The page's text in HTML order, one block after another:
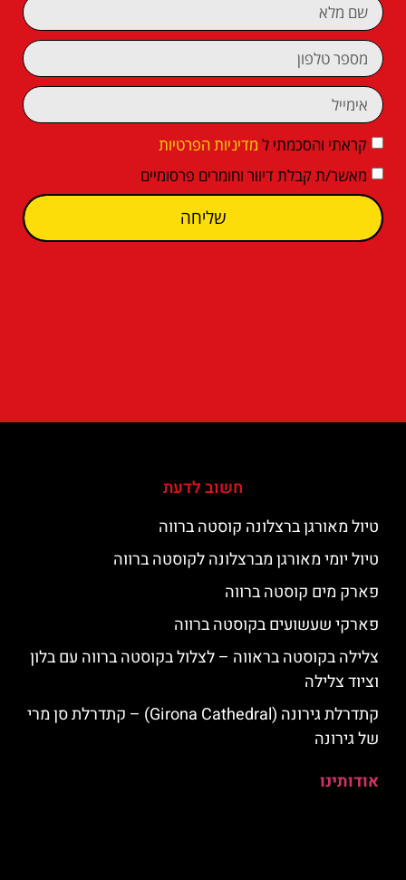
קראתי והסכמתי ל מדיניות הפרטיות
מאשר/ת קבלת דיוור וחומרים פרסומיים
שליחה
חשוב לדעת
טיול מאורגן ברצלונה קוסטה ברווה
טיול יומי מאורגן מברצלונה לקוסטה ברווה
פארק מים קוסטה ברווה
פארקי שעשועים בקוסטה ברווה
צלילה בקוסטה בראווה – לצלול בקוסטה ברווה עם בלון
וציוד צלילה
קתדרלת גירונה (Girona Cathedral) – קתדרלת סן מרי
של גירונה
אודותינו